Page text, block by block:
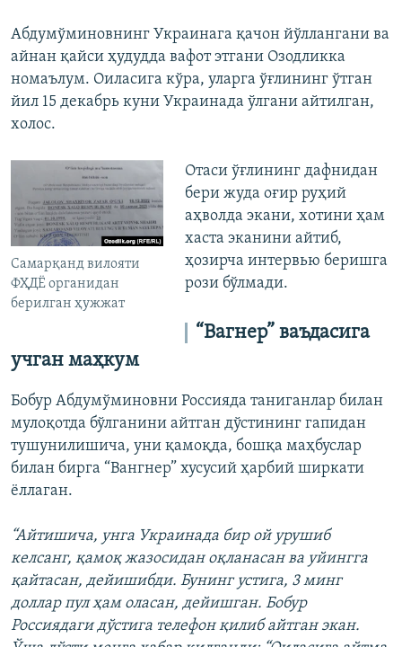
Абдумўминовнинг Украинага қачон йўллангани ва
айнан қайси ҳудудда вафот этгани Озодликка
номаълум. Оиласига кўра, уларга ўғлининг ўтган
йил 15 декабрь куни Украинада ўлгани айтилган,
холос.
Самарқанд вилояти
ФҲДЁ органидан
берилган ҳужжат
Отаси ўғлининг дафнидан
бери жуда оғир руҳий
аҳволда экани, хотини ҳам
хаста эканини айтиб,
ҳозирча интервью беришга
рози бўлмади.
“Вагнер” ваъдасига
учган маҳкум
Бобур Абдумўминовни Россияда таниганлар билан
мулоқотда бўлганини айтган дўстининг гапидан
тушунилишича, уни қамоқда, бошқа маҳбуслар
билан бирга “Вангнер” хусусий ҳарбий ширкати
ёллаган.
“Айтишича, унга Украинада бир ой урушиб
келсанг, қамоқ жазосидан оқланасан ва уйингга
қайтасан, дейишибди. Бунинг устига, 3 минг
доллар пул ҳам оласан, дейишган. Бобур
Россиядаги дўстига телефон қилиб айтган экан.